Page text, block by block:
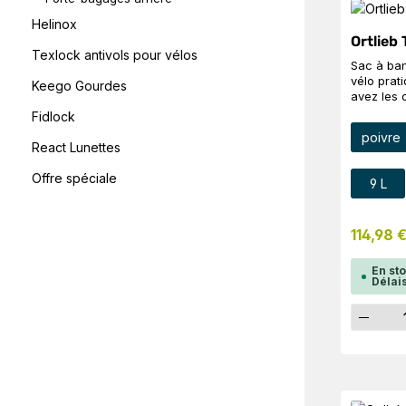
Helinox
Texlock antivols pour vélos
Keego Gourdes
Fidlock
React Lunettes
Offre spéciale
Ortlieb
Sac à
vélo
avez les
tous
préféré
selon le
Une fois
les
mettre
plus
poivre
Taille
9 L
114,98
En